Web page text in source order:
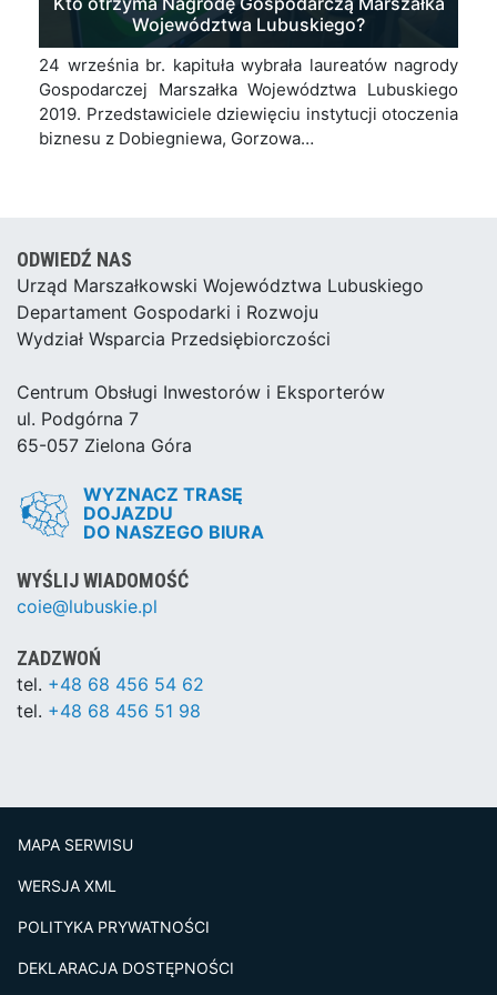
Województwa Lubuskiego?
24 września br. kapituła wybrała laureatów nagrody
Gospodarczej Marszałka Województwa Lubuskiego
2019. Przedstawiciele dziewięciu instytucji otoczenia
biznesu z Dobiegniewa, Gorzowa…
ODWIEDŹ NAS
Urząd Marszałkowski Województwa Lubuskiego
Departament Gospodarki i Rozwoju
Wydział Wsparcia Przedsiębiorczości
Centrum Obsługi Inwestorów i Eksporterów
ul. Podgórna 7
65-057 Zielona Góra
WYZNACZ TRASĘ
DOJAZDU
DO NASZEGO BIURA
WYŚLIJ WIADOMOŚĆ
coie@lubuskie.pl
ZADZWOŃ
tel. +48 68 456 54 62
tel. +48 68 456 51 98
MAPA SERWISU
WERSJA XML
POLITYKA PRYWATNOŚCI
DEKLARACJA DOSTĘPNOŚCI